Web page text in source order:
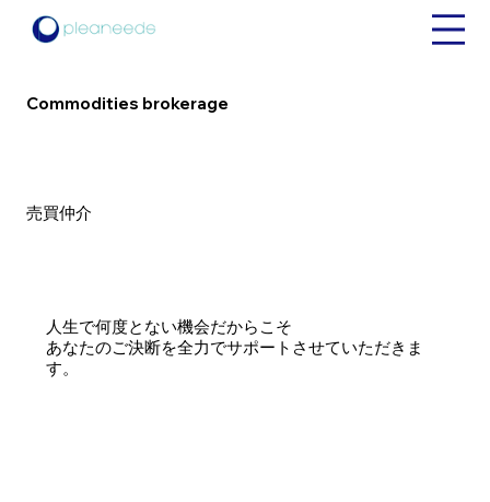
Commodities brokerage
売買仲介
人生で何度とない機会だからこそ
あなたのご決断を全力でサポートさせていただきま
す。